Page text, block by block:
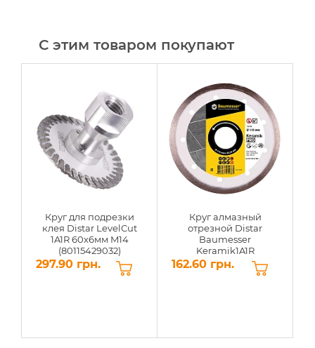
С этим товаром покупают
Круг для подрезки
клея Distar LevelCut
1A1R 60x6мм M14
(80115429032)
297.90 грн.
Круг алмазный
отрезной Distar
Baumesser
Keramik1A1R
115x1,4x8x22,23мм
(91315095009)
162.60 грн.